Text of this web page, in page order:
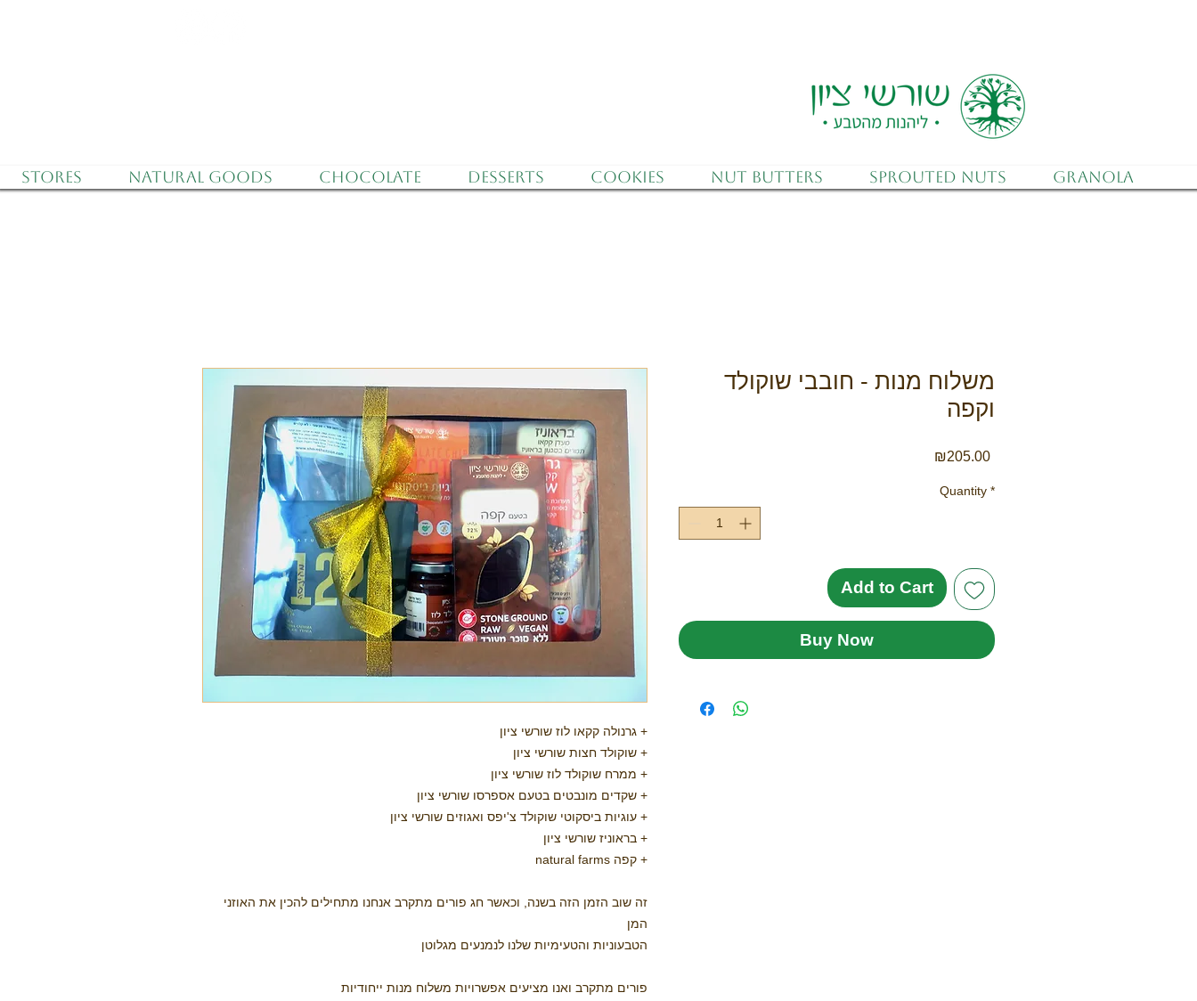
Stores Natural Goods Chocolate Desserts Cookies Nut Butters Sprouted Nuts Granola
+ גרנולה קקאו לוז שורשי ציון
+ שוקולד חצות שורשי ציון
+ ממרח שוקולד לוז שורשי ציון
+ שקדים מונבטים בטעם אספרסו שורשי ציון
+ עוגיות ביסקוטי שוקולד צ'יפס ואגוזים שורשי ציון
+ בראוניז שורשי ציון
+ קפה natural farms
זה שוב הזמן הזה בשנה, וכאשר חג פורים מתקרב אנחנו מתחילים להכין את האוזני
המן
הטבעוניות והטעימיות שלנו לנמנעים מגלוטן
פורים מתקרב ואנו מציעים אפשרויות משלוח מנות ייחודיות
משלוח מנות - חובבי שוקולד
וקפה
₪205.00Price
Quantity *
Add to Cart
Buy Now